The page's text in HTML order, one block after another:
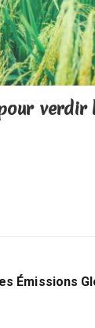
verdir
Émissions